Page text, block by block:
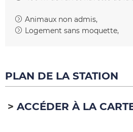
Animaux non admis
Logement sans moquette
PLAN DE LA STATION
ACCÉDER À LA